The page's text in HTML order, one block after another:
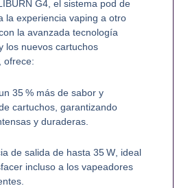
G4, el sistema pod de
la experiencia vaping a otro
la avanzada tecnología
los nuevos cartuchos
ofrece:
35 % más de sabor y
cartuchos, garantizando
y duraderas.
de salida de hasta 35 W, ideal
incluso a los vapeadores